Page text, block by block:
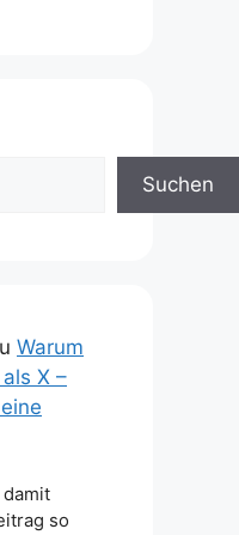
Suchen
Warum
X –
damit
so